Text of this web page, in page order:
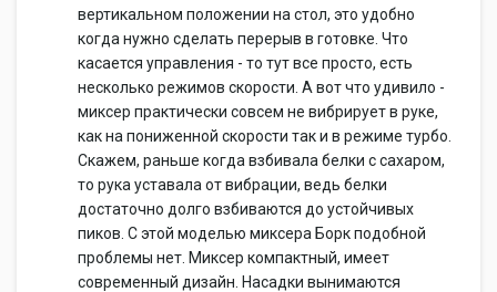
вертикальном положении на стол, это удобно
когда нужно сделать перерыв в готовке. Что
касается управления - то тут все просто, есть
несколько режимов скорости. А вот что удивило -
миксер практически совсем не вибрирует в руке,
как на пониженной скорости так и в режиме турбо.
Скажем, раньше когда взбивала белки с сахаром,
то рука уставала от вибрации, ведь белки
достаточно долго взбиваются до устойчивых
пиков. С этой моделью миксера Борк подобной
проблемы нет. Миксер компактный, имеет
современный дизайн. Насадки вынимаются